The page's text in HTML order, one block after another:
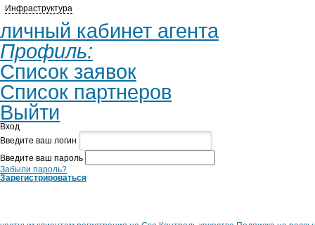
Инфраструктура
личный кабинет агента
Профиль:
Список заявок
Список партнеров
Выйти
Вход
Введите ваш логин
Введите ваш пароль
Забыли пароль?
Зарегистрироваться